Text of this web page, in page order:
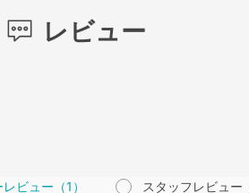
レビュー
ビュー （1） スタッフレビュー